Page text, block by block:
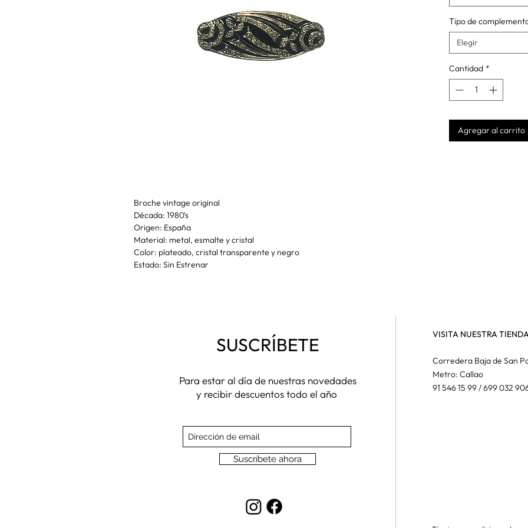
Broche vintage original
Década: 1980's
Origen: España
Material: metal, esmalte y cristal
Color: plateado, cristal transparente y negro
Estado: Sin Estrenar
Tipo de
Elegir
Cantidad *
Agregar al carrito
SUSCRÍBETE
Para estar al día de nuestras novedades
y recibir descuentos todo el año
Suscríbete ahora
VISITA NUESTRA
Corredera Baja de San
Metro: Callao
91 546 15 99 / 699 032